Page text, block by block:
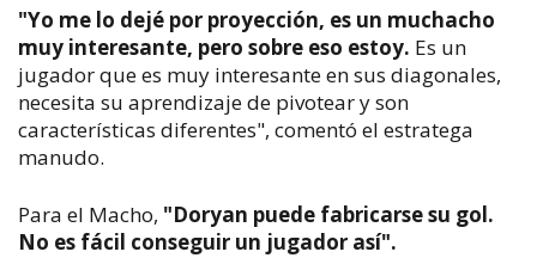
"Yo me lo dejé por proyección, es un muchacho
muy interesante, pero sobre eso estoy. Es un
jugador que es muy interesante en sus diagonales,
necesita su aprendizaje de pivotear y son
características diferentes", comentó el estratega
manudo.
Para el Macho, "Doryan puede fabricarse su gol.
No es fácil conseguir un jugador así".